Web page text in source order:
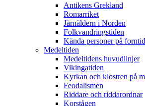
Antikens Grekland
Romarriket
Järnåldern i Norden
Folkvandringstiden
Kända personer på
Medeltiden
Medeltidens huvudlinjer
Vikingatiden
Kyrkan och klostren på
Feodalismen
Riddare och riddarordnar
Korstågen